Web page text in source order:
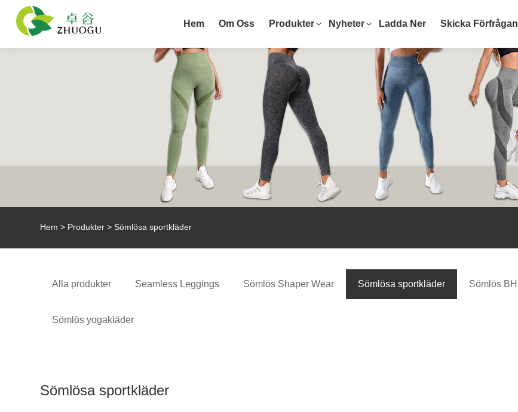
Hem Om Oss Produkter Nyheter Ladda Ner Skicka Förfrågan
Hem > Produkter > Sömlösa sportkläder
Alla produkter Seamless Leggings Sömlös Shaper Wear Sömlösa sportkläder Sömlös BH
Sömlös yogakläder
Sömlösa sportkläder